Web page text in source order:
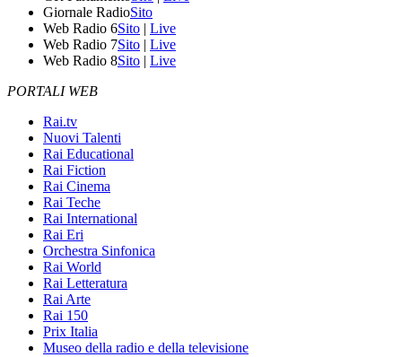
Giornale RadioSito
Web Radio 6Sito | Live
Web Radio 7Sito | Live
Web Radio 8Sito | Live
PORTALI WEB
Rai.tv
Nuovi Talenti
Rai Educational
Rai Fiction
Rai Cinema
Rai Teche
Rai International
Rai Eri
Orchestra Sinfonica
Rai World
Rai Letteratura
Rai Arte
Rai 150
Prix Italia
Museo della radio e della televisione